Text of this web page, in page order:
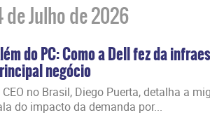
de Julho de 2026
do PC: Como a Dell fez da
negócio
CEO no Brasil, Diego Puerta, detalha a
do impacto da demanda por...